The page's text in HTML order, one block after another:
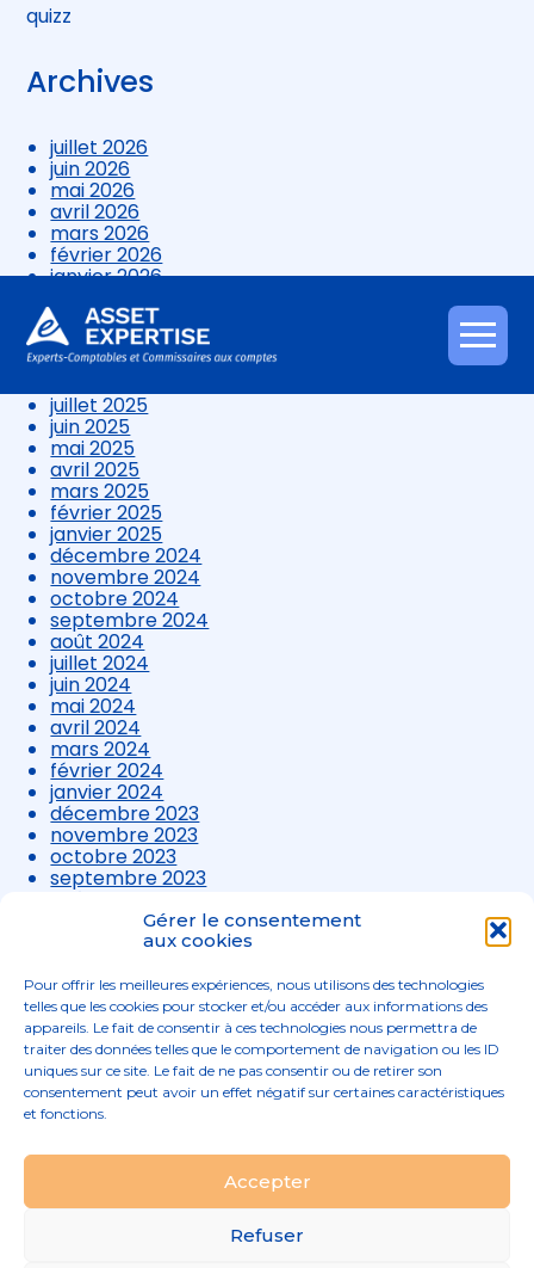
Gérer le consentement
aux cookies
Pour offrir les meilleures expériences, nous utilisons des technologies
telles que les cookies pour stocker et/ou accéder aux informations des
appareils. Le fait de consentir à ces technologies nous permettra de
traiter des données telles que le comportement de navigation ou les ID
uniques sur ce site. Le fait de ne pas consentir ou de retirer son
consentement peut avoir un effet négatif sur certaines caractéristiques
et fonctions.
Accepter
Refuser
Aller
au
quizz
Archives
juillet 2026
juin 2026
mai 2026
avril 2026
mars 2026
février 2026
janvier 2026
novembre 2025
octobre 2025
septembre 2025
juillet 2025
juin 2025
mai 2025
avril 2025
mars 2025
février 2025
janvier 2025
décembre 2024
novembre 2024
octobre 2024
septembre 2024
août 2024
juillet 2024
juin 2024
mai 2024
avril 2024
mars 2024
février 2024
janvier 2024
décembre 2023
novembre 2023
octobre 2023
septembre 2023
août 2023
juillet 2023
avril 2023
mars 2023
Principale
02 96 52 68 68